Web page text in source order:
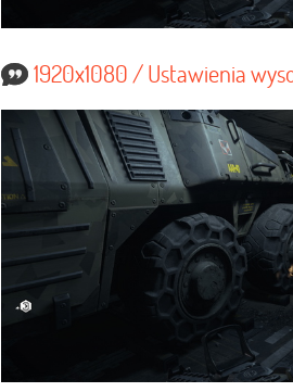
1920x1080 / Ustawienia